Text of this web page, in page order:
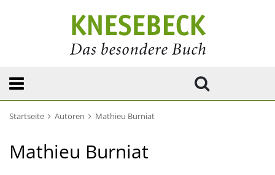
Startseite Autoren Mathieu Burniat
Mathieu Burniat